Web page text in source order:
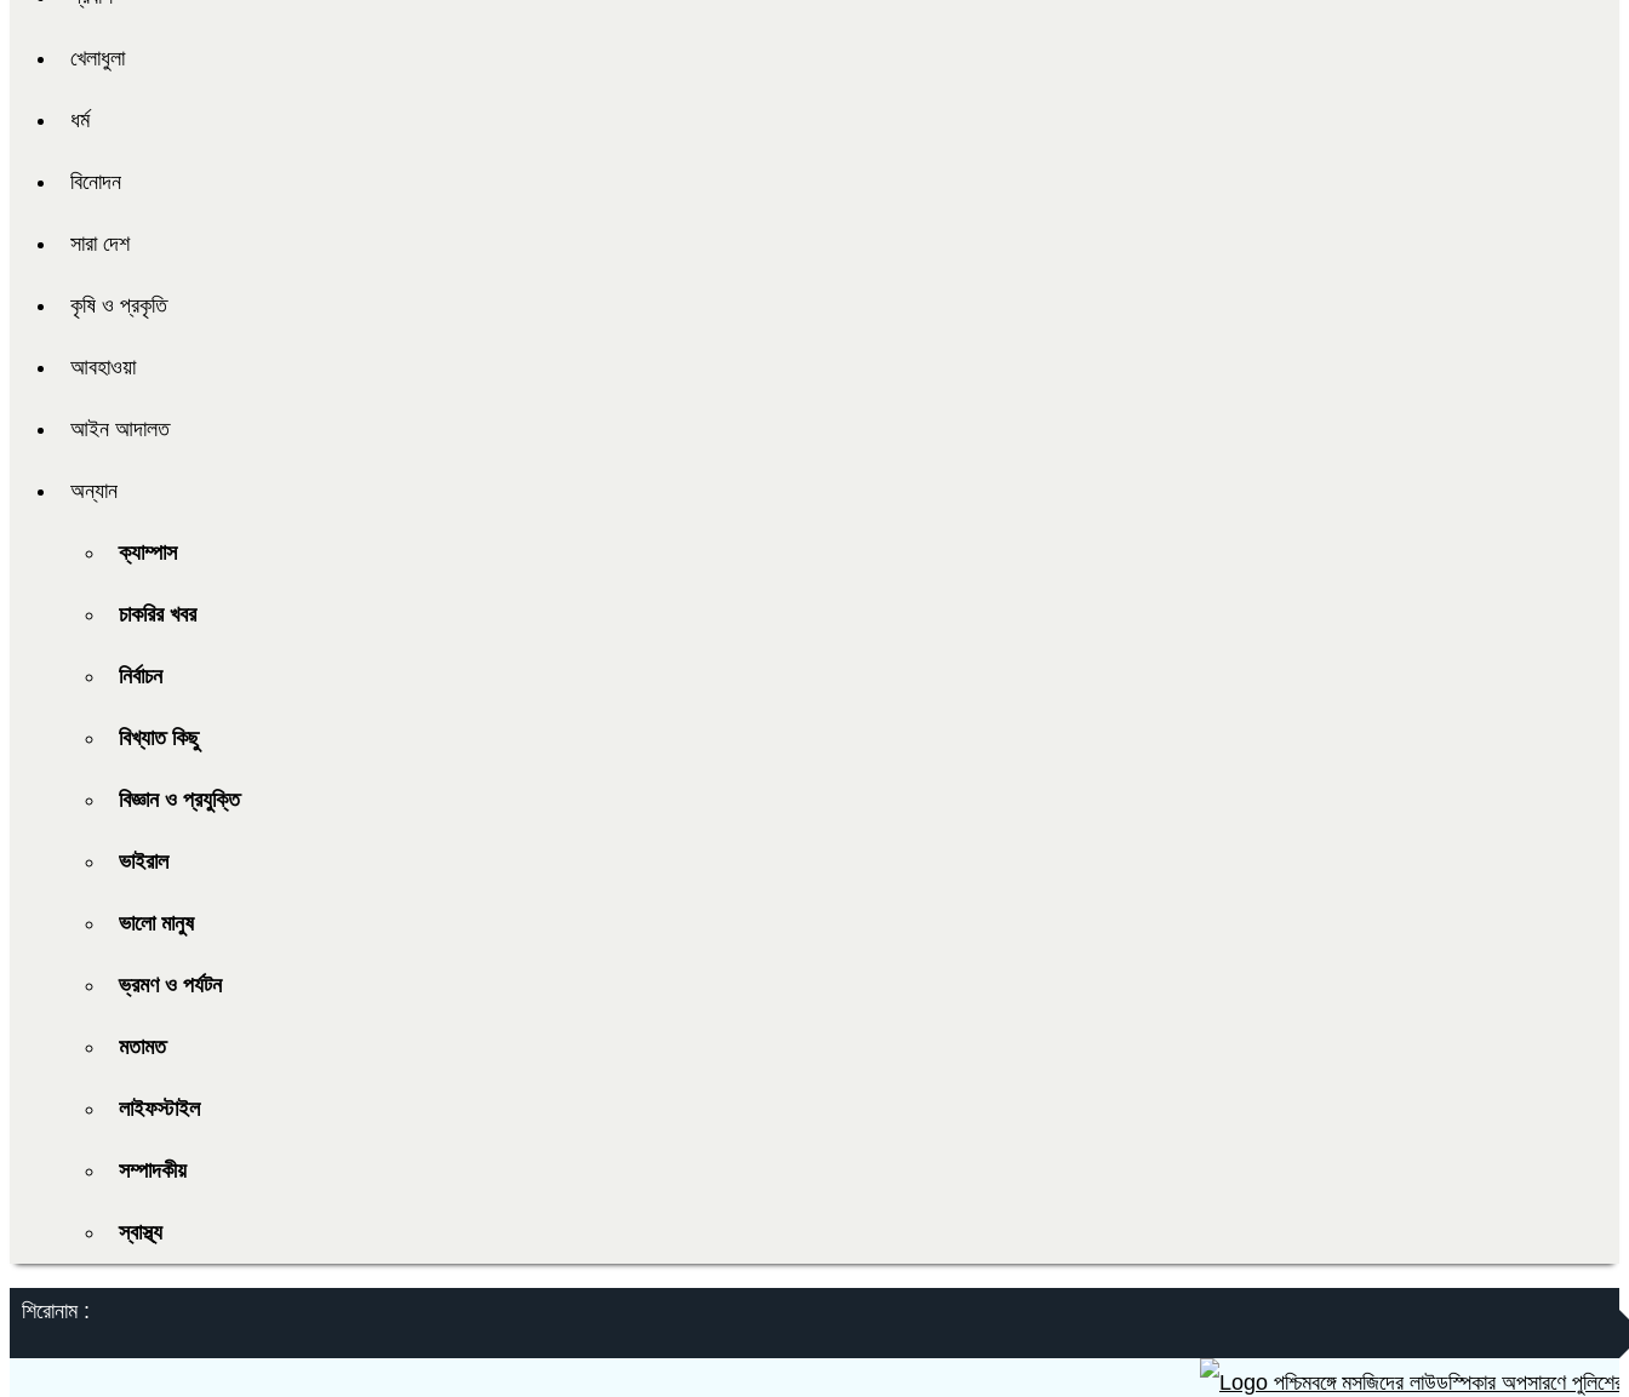
খেলাধুলা
ধর্ম
বিনোদন
সারা দেশ
কৃষি ও প্রকৃতি
আবহাওয়া
আইন আদালত
অন্যান
ক্যাম্পাস
চাকরির খবর
নির্বাচন
বিখ্যাত কিছু
বিজ্ঞান ও প্রযুক্তি
ভাইরাল
ভালো মানুষ
ভ্রমণ ও পর্যটন
মতামত
লাইফস্টাইল
সম্পাদকীয়
স্বাস্থ্য
শিরোনাম :
পশ্চিমবঙ্গে মসজিদের লাউডস্পিকার অপসারণে পুলিশের চাপ